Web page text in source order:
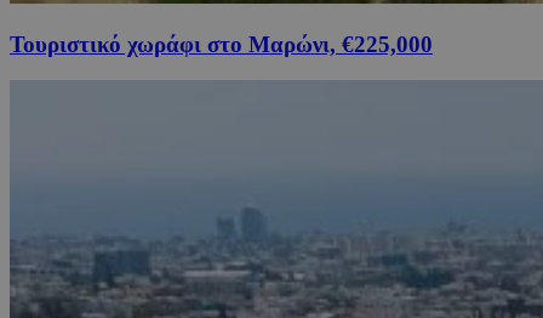
Τουριστικό χωράφι στο Μαρώνι, €225,000